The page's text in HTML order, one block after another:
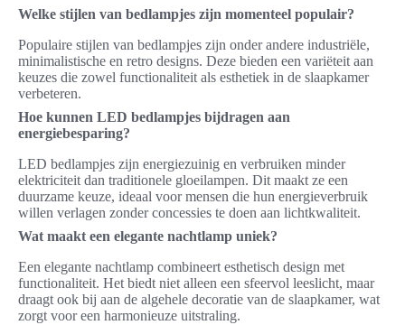
Welke stijlen van bedlampjes zijn momenteel populair?
Populaire stijlen van bedlampjes zijn onder andere industriële,
minimalistische en retro designs. Deze bieden een variëteit aan
keuzes die zowel functionaliteit als esthetiek in de slaapkamer
verbeteren.
Hoe kunnen LED bedlampjes bijdragen aan
energiebesparing?
LED bedlampjes zijn energiezuinig en verbruiken minder
elektriciteit dan traditionele gloeilampen. Dit maakt ze een
duurzame keuze, ideaal voor mensen die hun energieverbruik
willen verlagen zonder concessies te doen aan lichtkwaliteit.
Wat maakt een elegante nachtlamp uniek?
Een elegante nachtlamp combineert esthetisch design met
functionaliteit. Het biedt niet alleen een sfeervol leeslicht, maar
draagt ook bij aan de algehele decoratie van de slaapkamer, wat
zorgt voor een harmonieuze uitstraling.